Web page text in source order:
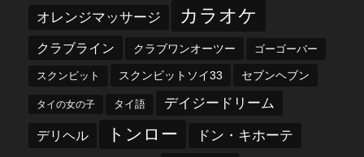
オレンジマッサージ カラオケ
クラブライン クラブワンオーツー ゴーゴーバー
スクンビット スクンビットソイ33 セブンヘブン
タイの女の子 タイ語 デイジードリーム
デリヘル トンロー ドン・キホーテ